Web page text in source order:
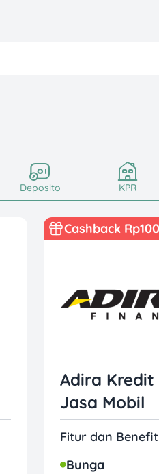
Deposito KPR
Cashback
Adira
Jasa Mobil
Fitur dan Benefit
Bunga